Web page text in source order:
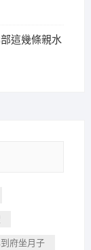
這幾條親水
府坐月子